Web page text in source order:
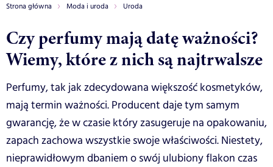
Strona główna Moda i uroda Uroda
Czy perfumy mają datę ważności?
Wiemy, które z nich są najtrwalsze
Perfumy, tak jak zdecydowana większość kosmetyków,
mają termin ważności. Producent daje tym samym
gwarancję, że w czasie który zasugeruje na opakowaniu,
zapach zachowa wszystkie swoje właściwości. Niestety,
nieprawidłowym dbaniem o swój ulubiony flakon czas